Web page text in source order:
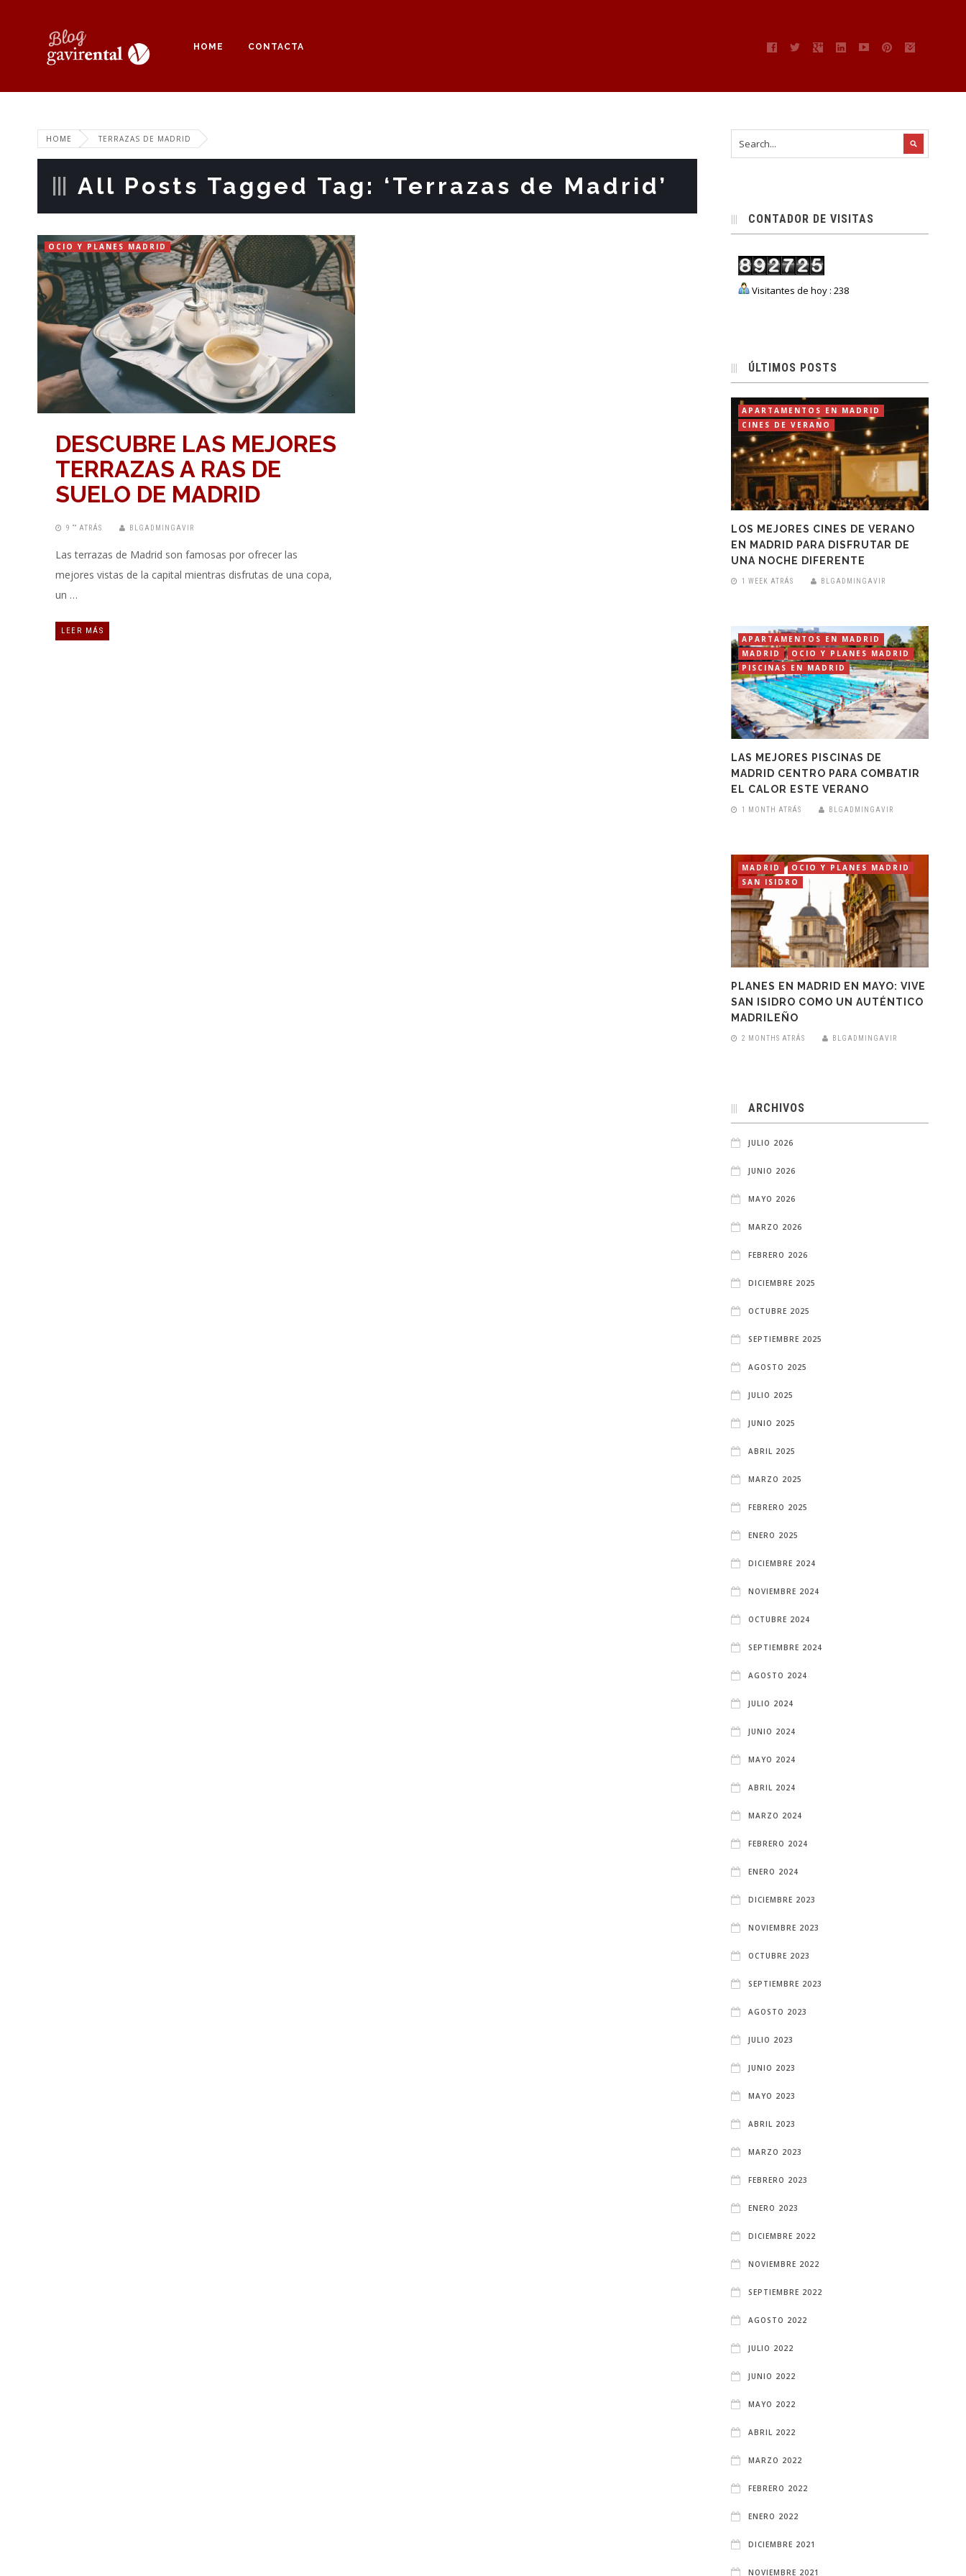
HOME CONTACTA
HOME TERRAZAS DE MADRID
All Posts Tagged Tag: ‘Terrazas de Madrid’
OCIO Y PLANES MADRID
DESCUBRE LAS MEJORES
TERRAZAS A RAS DE
SUELO DE MADRID
9 “” ATRÁS BLGADMINGAVIR
Las terrazas de Madrid son famosas por ofrecer las
mejores vistas de la capital mientras disfrutas de una copa,
un …
LEER MÁS
CONTADOR DE VISITAS
Visitantes de hoy : 238
ÚLTIMOS POSTS
APARTAMENTOS EN MADRID
CINES DE VERANO
LOS MEJORES CINES DE VERANO
EN MADRID PARA DISFRUTAR DE
UNA NOCHE DIFERENTE
1 WEEK ATRÁS BLGADMINGAVIR
APARTAMENTOS EN MADRID
MADRID
OCIO Y PLANES MADRID
PISCINAS EN MADRID
LAS MEJORES PISCINAS DE
MADRID CENTRO PARA COMBATIR
EL CALOR ESTE VERANO
1 MONTH ATRÁS BLGADMINGAVIR
MADRID
OCIO Y PLANES MADRID
SAN ISIDRO
PLANES EN MADRID EN MAYO: VIVE
SAN ISIDRO COMO UN AUTÉNTICO
MADRILEÑO
2 MONTHS ATRÁS BLGADMINGAVIR
ARCHIVOS
JULIO 2026
JUNIO 2026
MAYO 2026
MARZO 2026
FEBRERO 2026
DICIEMBRE 2025
OCTUBRE 2025
SEPTIEMBRE 2025
AGOSTO 2025
JULIO 2025
JUNIO 2025
ABRIL 2025
MARZO 2025
FEBRERO 2025
ENERO 2025
DICIEMBRE 2024
NOVIEMBRE 2024
OCTUBRE 2024
SEPTIEMBRE 2024
AGOSTO 2024
JULIO 2024
JUNIO 2024
MAYO 2024
ABRIL 2024
MARZO 2024
FEBRERO 2024
ENERO 2024
DICIEMBRE 2023
NOVIEMBRE 2023
OCTUBRE 2023
SEPTIEMBRE 2023
AGOSTO 2023
JULIO 2023
JUNIO 2023
MAYO 2023
ABRIL 2023
MARZO 2023
FEBRERO 2023
ENERO 2023
DICIEMBRE 2022
NOVIEMBRE 2022
SEPTIEMBRE 2022
AGOSTO 2022
JULIO 2022
JUNIO 2022
MAYO 2022
ABRIL 2022
MARZO 2022
FEBRERO 2022
ENERO 2022
DICIEMBRE 2021
NOVIEMBRE 2021